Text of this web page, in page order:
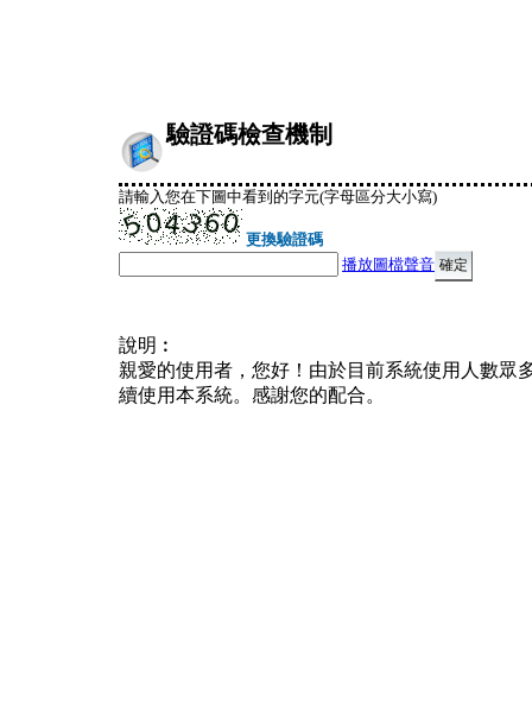
驗證碼檢查機制
請輸入您在下圖中看到的字元(字母區分大小寫)
更換驗證碼
播放圖檔聲音
說明︰
親愛的使用者，您好！由於目前系統使用人數眾
續使用本系統。感謝您的配合。